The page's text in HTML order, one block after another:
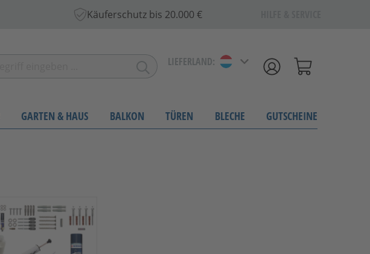
Käuferschutz bis 20.000 €
LIEFERLAND:
GARTEN & HAUS BALKON TÜREN BLECHE GUTSCHEINE